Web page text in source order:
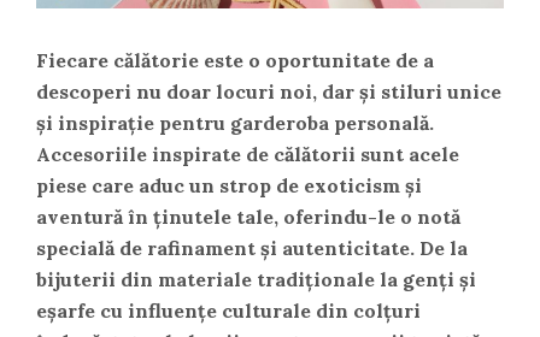
Fiecare călătorie este o oportunitate de a
descoperi nu doar locuri noi, dar și stiluri unice
și inspirație pentru garderoba personală.
Accesoriile inspirate de călătorii sunt acele
piese care aduc un strop de exoticism și
aventură în ținutele tale, oferindu-le o notă
specială de rafinament și autenticitate. De la
bijuterii din materiale tradiționale la genți și
eșarfe cu influențe culturale din colțuri